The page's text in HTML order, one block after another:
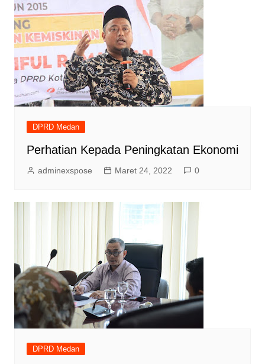
DPRD Medan
Perhatian Kepada Peningkatan Ekonomi
adminexspose Maret 24, 2022 0
DPRD Medan